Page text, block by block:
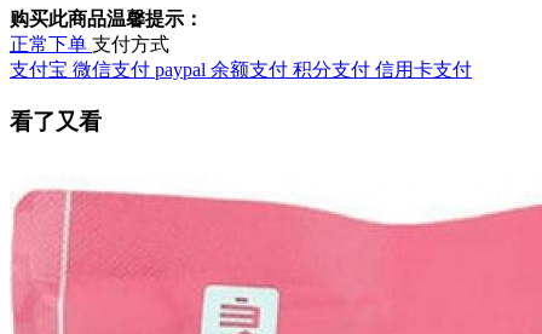
购买此商品温馨提示：
正常下单 支付方式
支付宝 微信支付 paypal 余额支付 积分支付 信用卡支付
看了又看